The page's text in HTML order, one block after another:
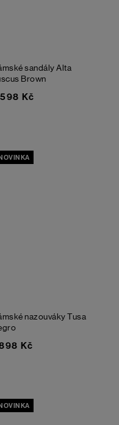
sandály Alta
Brown
Kč
nazouváky Tusa
Kč
NOVINKA